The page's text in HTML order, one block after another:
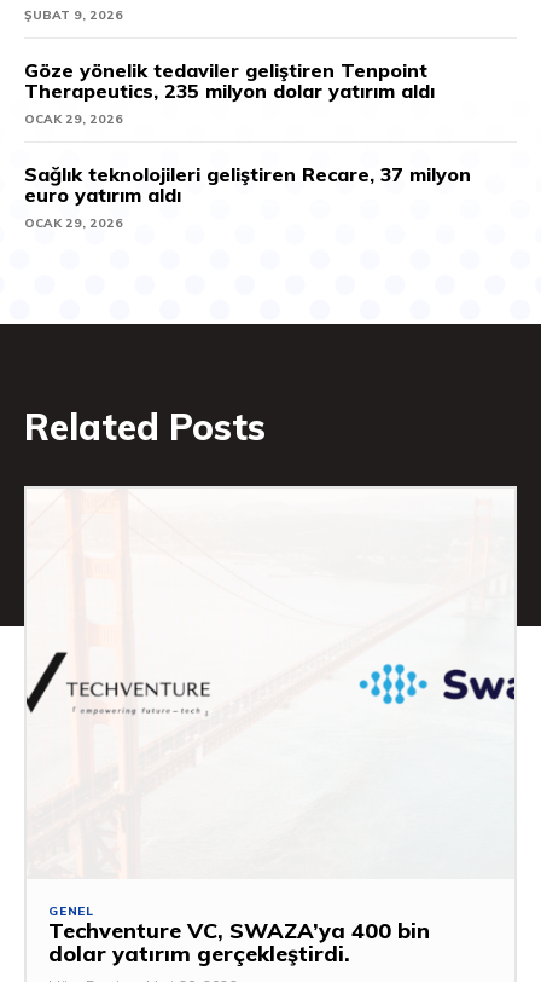
ŞUBAT 9, 2026
Göze yönelik tedaviler geliştiren Tenpoint
Therapeutics, 235 milyon dolar yatırım aldı
OCAK 29, 2026
Sağlık teknolojileri geliştiren Recare, 37 milyon
euro yatırım aldı
OCAK 29, 2026
Related Posts
GENEL
Techventure VC, SWAZA’ya 400 bin
dolar yatırım gerçekleştirdi.